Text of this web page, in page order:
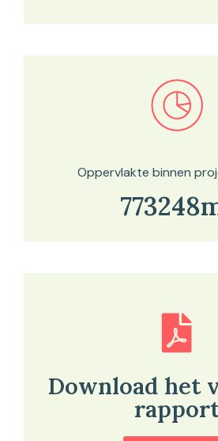
Bekijk in onze
Oppervlakte binnen
Download het